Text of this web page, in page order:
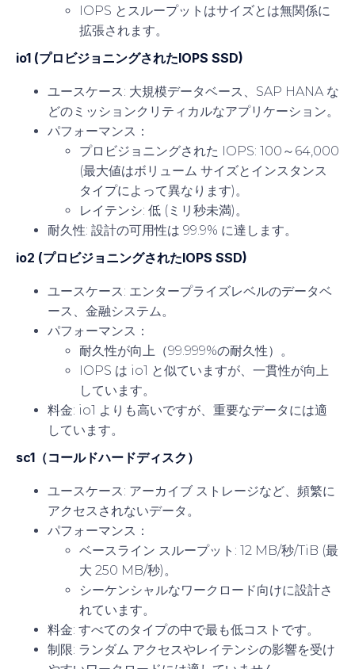
IOPS とスループットはサイズとは無関係に
拡張されます。
io1 (プロビジョニングされたIOPS SSD)
ユースケース: 大規模データベース、SAP HANA な
どのミッションクリティカルなアプリケーション。
パフォーマンス ：
プロビジョニングされた IOPS: 100～64,000
(最大値はボリューム サイズとインスタンス
タイプによって異なります)。
レイテンシ: 低 (ミリ秒未満)。
耐久性: 設計の可用性は 99.9% に達します。
io2 (プロビジョニングされたIOPS SSD)
ユースケース: エンタープライズレベルのデータベ
ース、金融システム。
パフォーマンス ：
耐久性が向上（99.999%の耐久性）。
IOPS は io1 と似ていますが、一貫性が向上
しています。
料金: io1 よりも高いですが、重要なデータには適
しています。
sc1（コールドハードディスク）
ユースケース: アーカイブ ストレージなど、頻繁に
アクセスされないデータ。
パフォーマンス ：
ベースライン スループット: 12 MB/秒/TiB (最
大 250 MB/秒)。
シーケンシャルなワークロード向けに設計さ
れています。
料金: すべてのタイプの中で最も低コストです。
制限: ランダム アクセスやレイテンシの影響を受け